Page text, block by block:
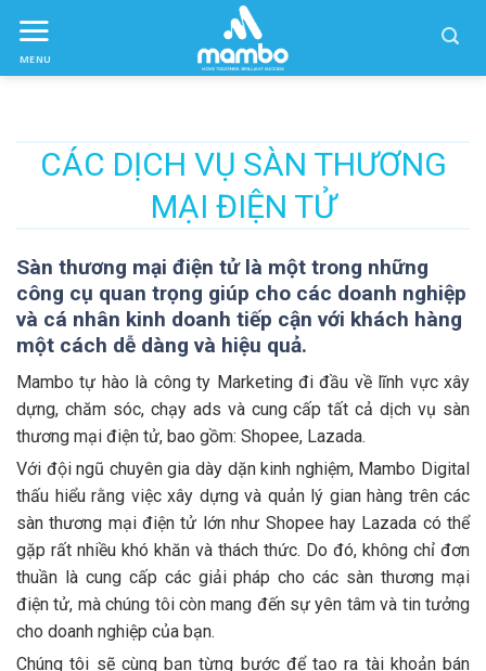
ctent
MENU
CÁC DỊCH VỤ SÀN THƯƠNG
MẠI ĐIỆN TỬ
Sàn thương mại điện tử là một trong những
công cụ quan trọng giúp cho các doanh nghiệp
và cá nhân kinh doanh tiếp cận với khách hàng
một cách dễ dàng và hiệu quả.
Mambo tự hào là công ty Marketing đi đầu về lĩnh vực xây
dựng, chăm sóc, chạy ads và cung cấp tất cả dịch vụ sàn
thương mại điện tử, bao gồm: Shopee, Lazada.
Với đội ngũ chuyên gia dày dặn kinh nghiệm, Mambo Digital
thấu hiểu rằng việc xây dựng và quản lý gian hàng trên các
sàn thương mại điện tử lớn như Shopee hay Lazada có thể
gặp rất nhiều khó khăn và thách thức. Do đó, không chỉ đơn
thuần là cung cấp các giải pháp cho các sàn thương mại
điện tử, mà chúng tôi còn mang đến sự yên tâm và tin tưởng
cho doanh nghiệp của bạn.
Chúng tôi sẽ cùng bạn từng bước để tạo ra tài khoản bán